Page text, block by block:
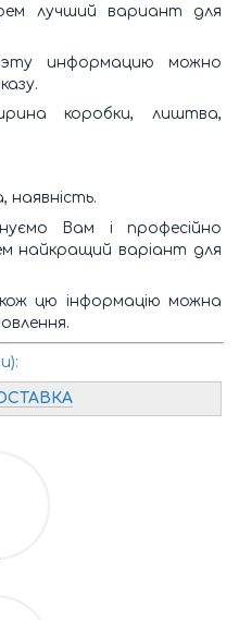
лучший вариант для
информацию можно
коробки, лиштва,
наявність.
Вам і професійно
найкращий варіант для
цю інформацію можна